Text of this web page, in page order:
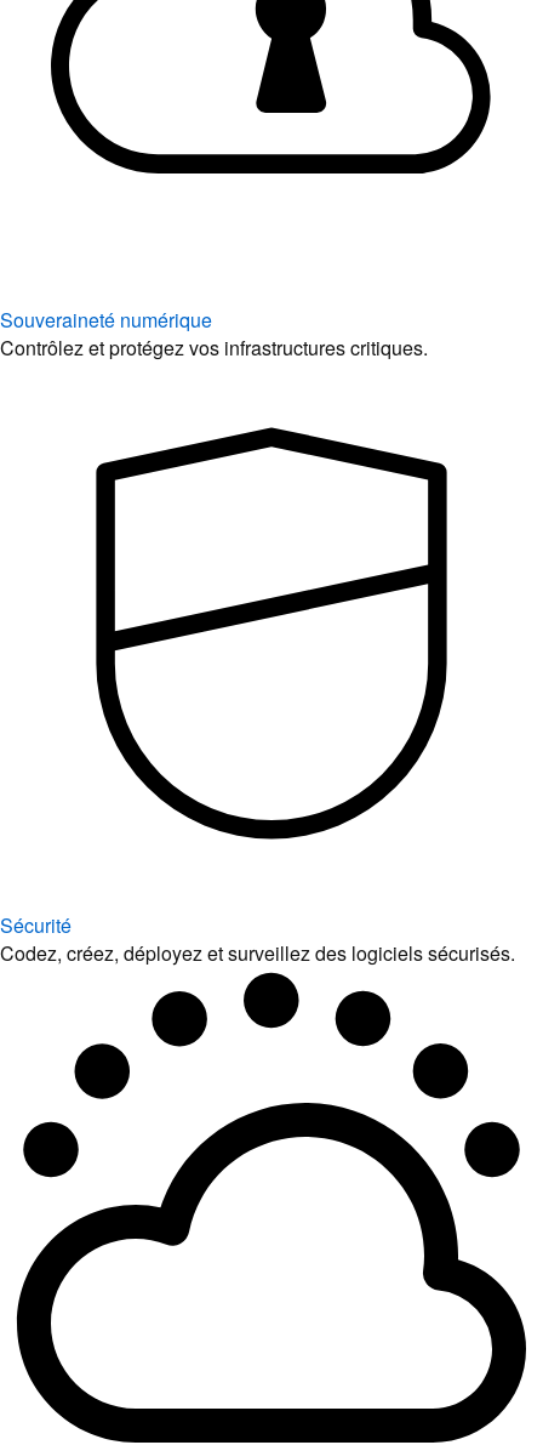
Souveraineté numérique
Contrôlez et protégez vos infrastructures critiques.
Sécurité
Codez, créez, déployez et surveillez des logiciels sécurisés.